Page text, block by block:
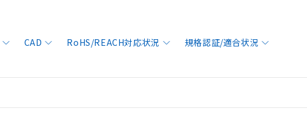
CAD RoHS/REACH対応状況 規格認証/適合状況